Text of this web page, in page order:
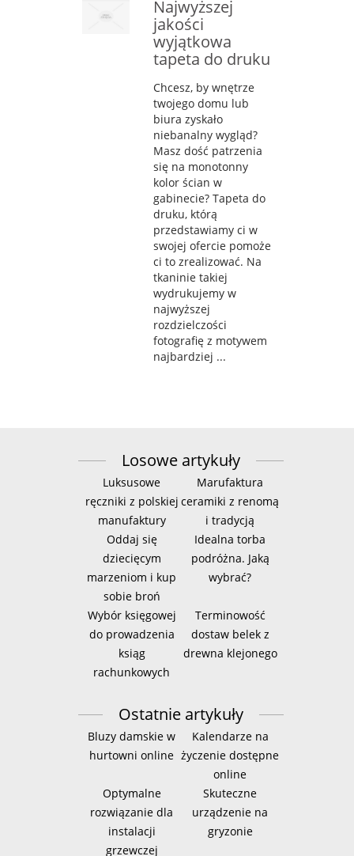
Najwyższej
jakości
wyjątkowa
tapeta do druku
Chcesz, by wnętrze
twojego domu lub
biura zyskało
niebanalny wygląd?
Masz dość patrzenia
się na monotonny
kolor ścian w
gabinecie? Tapeta do
druku, którą
przedstawiamy ci w
swojej ofercie pomoże
ci to zrealizować. Na
tkaninie takiej
wydrukujemy w
najwyższej
rozdzielczości
fotografię z motywem
najbardziej ...
Losowe artykuły
Luksusowe
ręczniki z polskiej
manufaktury
Marufaktura
ceramiki z renomą
i tradycją
Oddaj się
dziecięcym
marzeniom i kup
sobie broń
Idealna torba
podróżna. Jaką
wybrać?
Wybór księgowej
do prowadzenia
ksiąg
rachunkowych
Terminowość
dostaw belek z
drewna klejonego
Ostatnie artykuły
Bluzy damskie w
hurtowni online
Kalendarze na
życzenie dostępne
online
Optymalne
rozwiązanie dla
instalacji
grzewczej
Skuteczne
urządzenie na
gryzonie